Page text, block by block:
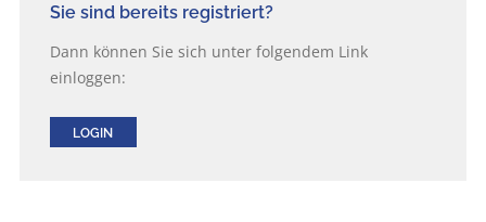
Sie sind bereits registriert?
Dann können Sie sich unter folgendem Link
einloggen:
LOGIN